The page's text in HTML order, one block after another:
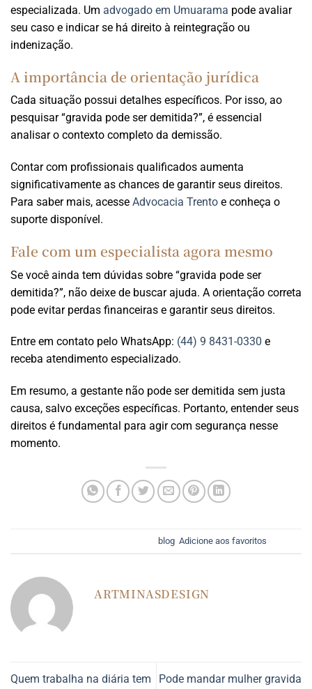
especializada. Um advogado em Umuarama pode avaliar
seu caso e indicar se há direito à reintegração ou
indenização.
A importância de orientação jurídica
Cada situação possui detalhes específicos. Por isso, ao
pesquisar “gravida pode ser demitida?”, é essencial
analisar o contexto completo da demissão.
Contar com profissionais qualificados aumenta
significativamente as chances de garantir seus direitos.
Para saber mais, acesse Advocacia Trento e conheça o
suporte disponível.
Fale com um especialista agora mesmo
Se você ainda tem dúvidas sobre “gravida pode ser
demitida?”, não deixe de buscar ajuda. A orientação correta
pode evitar perdas financeiras e garantir seus direitos.
Entre em contato pelo WhatsApp: (44) 9 8431-0330 e
receba atendimento especializado.
Em resumo, a gestante não pode ser demitida sem justa
causa, salvo exceções específicas. Portanto, entender seus
direitos é fundamental para agir com segurança nesse
momento.
blog Adicione aos favoritos
ARTMINASDESIGN
Quem trabalha na diária tem
Pode mandar mulher gravida